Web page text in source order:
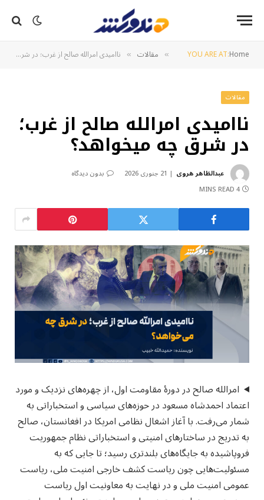
YOU ARE AT:Home
» مقالات » ناامیدی امرالله صالح از غرب؛ در شرق چه می‎خواهد؟
مقالات
ناامیدی امرالله صالح از غرب؛
در شرق چه می‎خواهد؟
عبدالظاهر هروی 21 جنوری 2026
بدون دیدگاه
4 MINS READ
امرالله صالح در دورهٔ مقاومت اول، از چهره‌های نزدیک و مورد
اعتماد احمدشاه مسعود در حوزه‌های سیاسی و استخباراتی به‌
شمار می‌رفت. با آغاز اشغال نظامی امریکا در افغانستان، صالح
به‌ تدریج در ساختارهای امنیتی و استخباراتی نظام جمهوریت
فروپاشیده به جایگاه‌های بلندتری رسید؛ تا جایی که به
مسئولیت‌هایی چون ریاست کشف خارجی امنیت ملی، ریاست
عمومی امنیت ملی و در نهایت به معاونیت اول ریاست‌